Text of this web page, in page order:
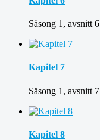
Säsong 1, avsnitt 6
Kapitel 7
Säsong 1, avsnitt 7
Kapitel 8